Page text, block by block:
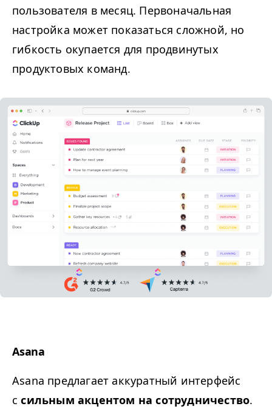
пользователя в месяц. Первоначальная
настройка может показаться сложной, но
гибкость окупается для продвинутых
продуктовых команд.
Asana
Asana предлагает аккуратный интерфейс
ссильным акцентом на сотрудничество.